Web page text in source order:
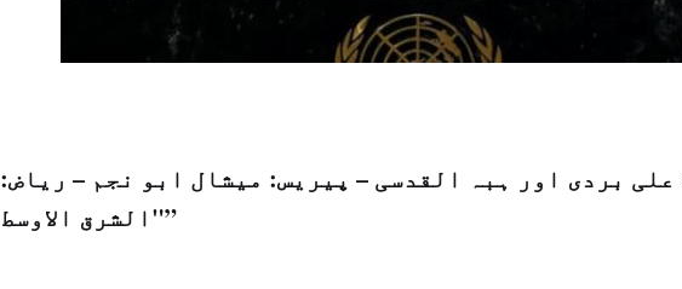
علی بردی اور ہبہ القدسی – پیریس: میشال ابو نجم – ریاض:
"الشرق الاوسط”